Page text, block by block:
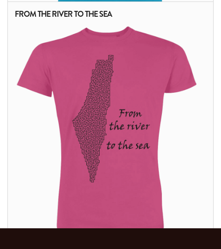
ALTRI PRODOTTI:
FROM THE RIVER TO THE SEA